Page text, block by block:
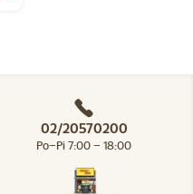
02/20570200
Po–Pi 7:00 – 18:00